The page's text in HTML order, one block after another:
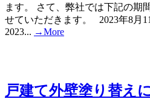
ます。 さて、弊社では下記の期
せていただきます。 2023年8月
2023... →More
戸建て外壁塗り替え